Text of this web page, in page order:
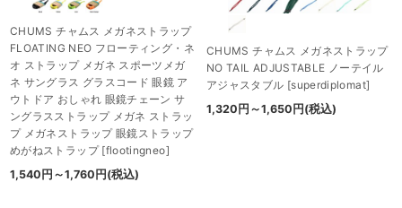
CHUMS チャムス メガネストラップ
FLOATING NEO フローティング・ネ
オ ストラップ メガネ スポーツメガ
ネ サングラス グラスコード 眼鏡 ア
ウトドア おしゃれ 眼鏡チェーン サ
ングラスストラップ メガネ ストラッ
プ メガネストラップ 眼鏡ストラップ
めがねストラップ [flootingneo]
1,540 円 ～1,760 円 (税込)
CHUMS チャムス メガネストラップ
NO TAIL ADJUSTABLE ノーテイル
アジャスタブル [superdiplomat]
1,320円 ～1,650円(税込)